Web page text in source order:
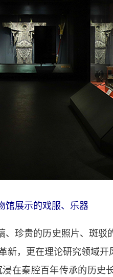
馆展示的戏服、乐器
珍贵的历史照片、斑驳
新，更在理论研究领域
在秦腔百年传承的历史